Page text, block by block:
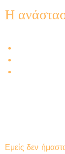
Η
Εμείς δεν